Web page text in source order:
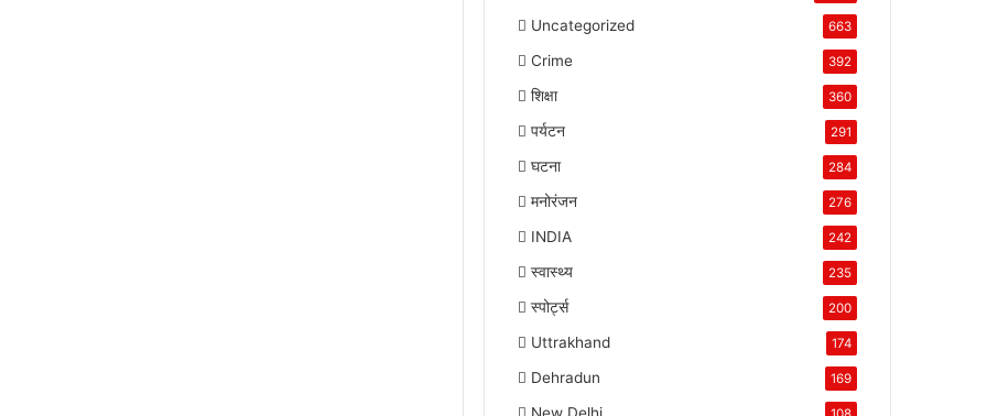
Uncategorized 663
Crime 392
शिक्षा 360
पर्यटन 291
घटना 284
मनोरंजन 276
INDIA 242
स्वास्थ्य 235
स्पोर्ट्स 200
Uttrakhand 174
Dehradun 169